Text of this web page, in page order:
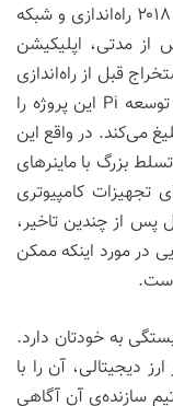
پلتفرم پای نتورک ابتدا در نسخه بتا در سال ۲۰۱۸ راه‌اندازی و شبکه
منتشر شد. پس از مدتی، اپلیکیشن
قبل از راه‌اندازی
کامل پروژه داشتند، محبوبیت پیدا کرد. تیم توسعه Pi این پروژه را
می‌کند. در واقع این
بزرگ با ماینرهای
کامپیوتری
پس از چندین تاخیر،
در مورد اینکه ممکن
بستگی به خودتان دارد.
دیجیتالی، آن را با
سازنده‌ی آن آگاهی